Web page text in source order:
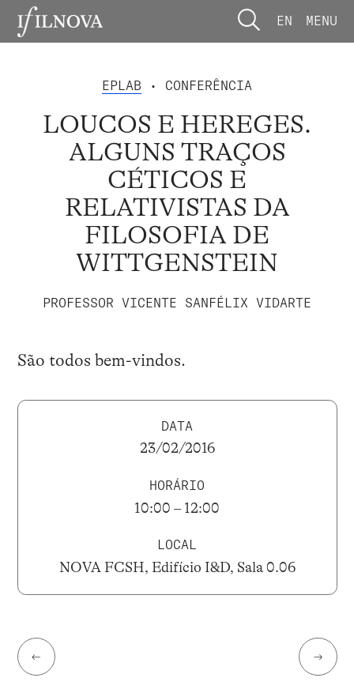
EN MENU
EPLAB • CONFERÊNCIA
LOUCOS E HEREGES.
ALGUNS TRAÇOS
CÉTICOS E
RELATIVISTAS DA
FILOSOFIA DE
WITTGENSTEIN
PROFESSOR VICENTE SANFÉLIX VIDARTE
São todos bem-vindos.
DATA
23/02/2016
HORÁRIO
10:00 – 12:00
LOCAL
NOVA FCSH, Edifício I&D, Sala 0.06
← →